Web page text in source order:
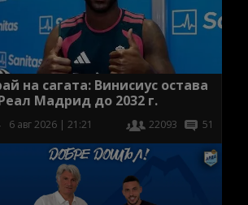
на сагата: Винисиус остава
Мадрид до 2032 г.
6 авг 2026 | 21:21 22093 51